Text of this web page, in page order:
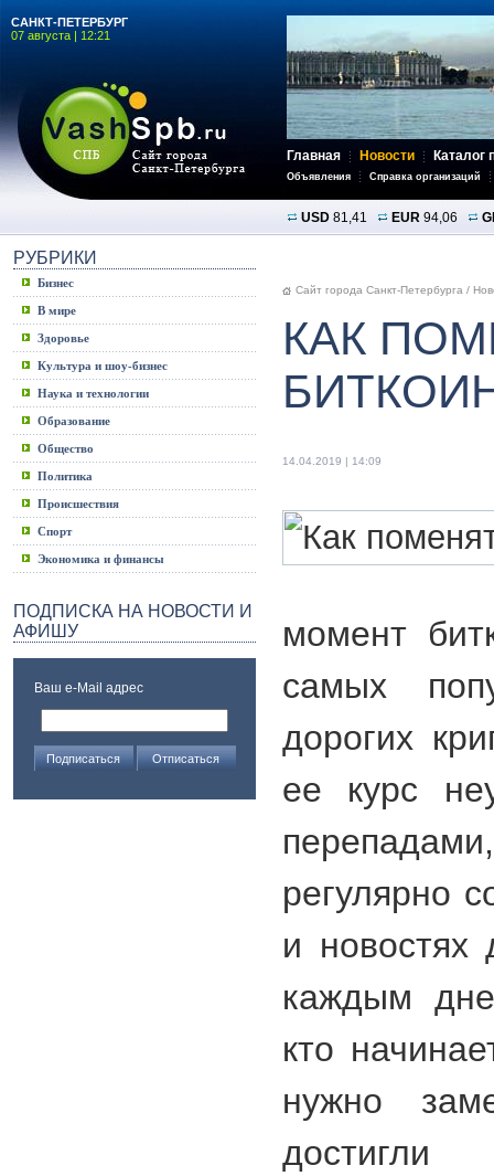
САНКТ-ПЕТЕРБУРГ
07 августа | 12:21
Главная Новости Каталог
Объявления Справка организаций
USD 81,41 EUR 94,06
РУБРИКИ
Бизнес
В мире
Здоровье
Культура и шоу-бизнес
Наука и технологии
Образование
Общество
Политика
Происшествия
Спорт
Экономика и финансы
ПОДПИСКА НА НОВОСТИ И
АФИШУ
Ваш e-Mail адрес
Сайт города Санкт-Петербурга /
КАК
14.04.2019 | 14:09
момент
самых
дорогих
ее курс
регулярно
и
каждым
кто
нужно